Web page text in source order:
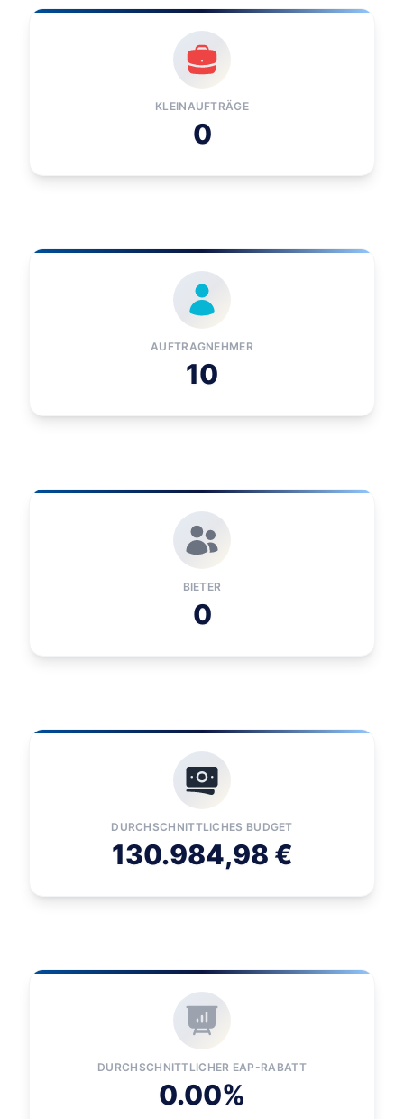
KLEINAUFTRÄGE
0
AUFTRAGNEHMER
10
BIETER
0
DURCHSCHNITTLICHES BUDGET
130.984,98 €
DURCHSCHNITTLICHER EAP-RABATT
0.00%